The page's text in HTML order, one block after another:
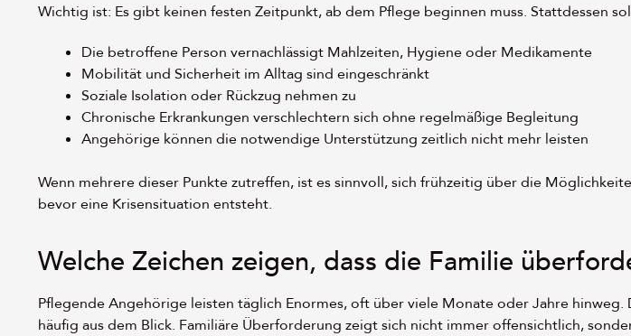
Wichtig ist: Es gibt keinen festen Zeitpunkt, ab dem Pflege beginnen muss. Stattdessen
Die betroffene Person vernachlässigt Mahlzeiten, Hygiene oder Medikamente
Mobilität und Sicherheit im Alltag sind eingeschränkt
Soziale Isolation oder Rückzug nehmen zu
Chronische Erkrankungen verschlechtern sich ohne regelmäßige Begleitung
Angehörige können die notwendige Unterstützung zeitlich nicht mehr leisten
Wenn mehrere dieser Punkte zutreffen, ist es sinnvoll, sich frühzeitig über die
bevor eine Krisensituation entsteht.
Welche Zeichen zeigen, dass die Familie
Pflegende Angehörige leisten täglich Enormes, oft über viele Monate oder Jahre
häufig aus dem Blick. Familiäre Überforderung zeigt sich nicht immer offensichtlich,